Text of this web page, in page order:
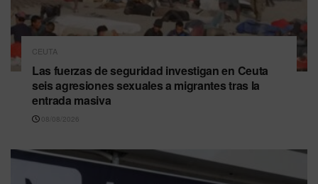
CEUTA
Las fuerzas de seguridad investigan en Ceuta
seis agresiones sexuales a migrantes tras la
entrada masiva
08/08/2026